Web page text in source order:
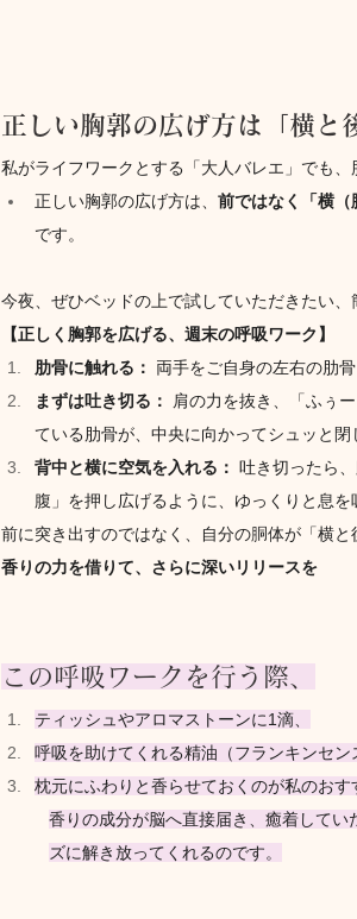
正しい胸郭の広げ方は「横と
私がライフワークとする「大人バレエ」でも
正しい胸郭の広げ方は、 前ではなく「横（
です。
今夜、ぜひベッドの上で試していただきたい、
【正しく胸郭を広げる、週末の呼吸ワーク】
肋骨に触れる：
両手をご自身の左右の肋
まずは吐き切る：
肩の力を抜き、「ふぅ
ている肋骨が、中央に向かってシュッと
背中と横に空気を入れる： 吐き切ったら
腹」を押し広げるように、ゆっくりと息を
前に突き出すのではなく、自分の胴体が「横
香りの力を借りて、さらに深いリリースを
この呼吸ワークを行う際、
ティッシュやアロマストーンに1滴、
呼吸を助けてくれる精油（フランキンセ
枕元にふわりと香らせておくのが私のおす
香りの成分が脳へ直接届き、癒着して
ズに解き放ってくれるのです。